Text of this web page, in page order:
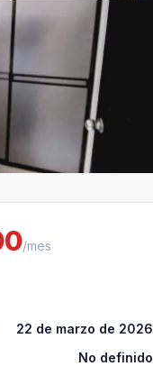
/mes
22 de marzo de 2026
No definido